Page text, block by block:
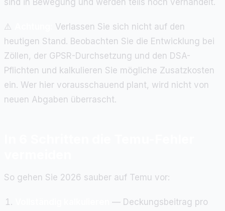
sind in Bewegung und werden teils noch verhandelt.
⚠️
Verlassen Sie sich nicht auf den
heutigen Stand. Beobachten Sie die Entwicklung bei
Zöllen, der GPSR-Durchsetzung und den DSA-
Pflichten und kalkulieren Sie mögliche Zusatzkosten
ein. Wer hier vorausschauend plant, wird nicht von
neuen Abgaben überrascht.
So gehen Sie 2026 sauber auf Temu vor:
— Deckungsbeitrag pro